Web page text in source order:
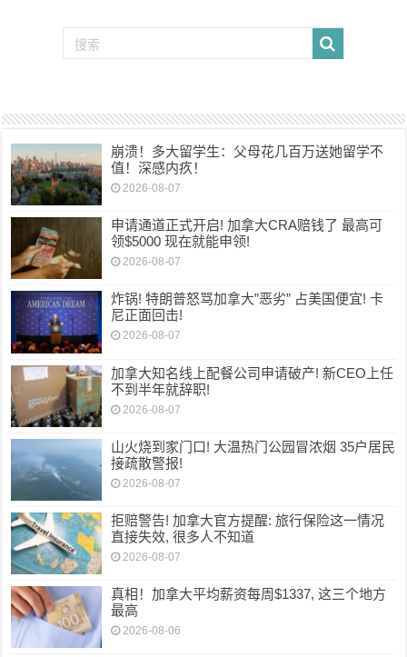
崩溃！多大留学生：父母花几百万送她留学不
值！深感内疚！
2026-08-07
申请通道正式开启! 加拿大CRA赔钱了 最高可
领$5000 现在就能申领!
2026-08-07
炸锅! 特朗普怒骂加拿大”恶劣” 占美国便宜! 卡
尼正面回击!
2026-08-07
加拿大知名线上配餐公司申请破产! 新CEO上任
不到半年就辞职!
2026-08-07
山火烧到家门口! 大温热门公园冒浓烟 35户居民
接疏散警报!
2026-08-07
拒赔警告! 加拿大官方提醒: 旅行保险这一情况
直接失效, 很多人不知道
2026-08-07
真相！加拿大平均薪资每周$1337, 这三个地方
最高
2026-08-06